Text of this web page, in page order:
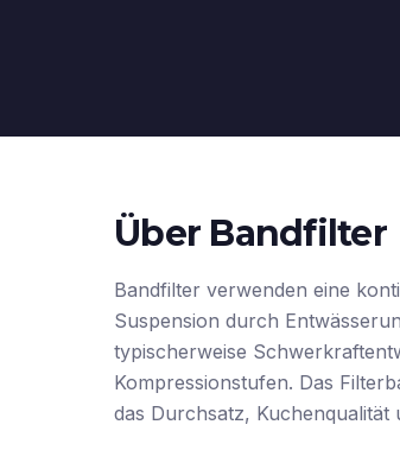
Über Bandfilter
Bandfilter verwenden eine
Suspension durch
typischerweise
Kompressionstufen. Das
das Durchsatz, Kuchenqualität